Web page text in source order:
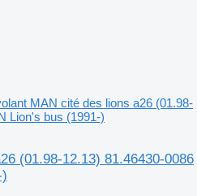
MAN cité des lions a26 (01.98-
Lion's bus (1991-)
(01.98-12.13) 81.46430-0086